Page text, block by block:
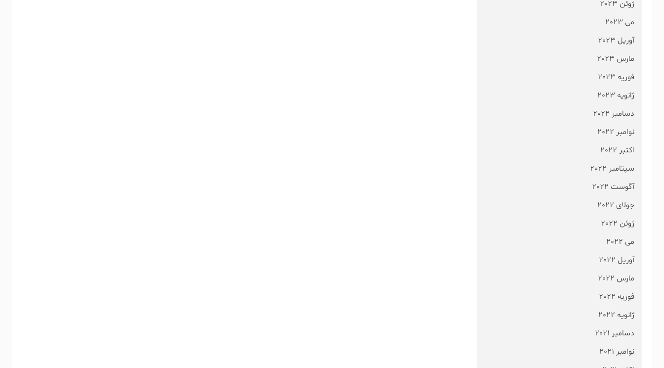
ژوئن 2023
می 2023
آوریل 2023
مارس 2023
فوریه 2023
ژانویه 2023
دسامبر 2022
نوامبر 2022
اکتبر 2022
سپتامبر 2022
آگوست 2022
جولای 2022
ژوئن 2022
می 2022
آوریل 2022
مارس 2022
فوریه 2022
ژانویه 2022
دسامبر 2021
نوامبر 2021